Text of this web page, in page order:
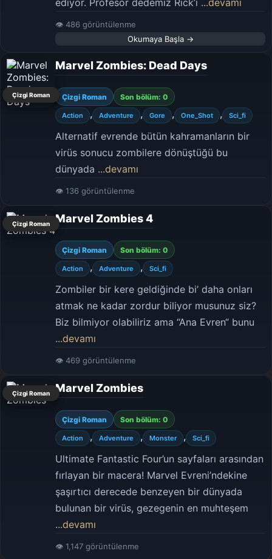
ediyor. Profesör dedemiz Rick’i ...devamı
👁 486 görüntülenme
Okumaya Başla →
Çizgi Roman
Marvel Zombies: Dead Days
Çizgi Roman Son bölüm: 0
Action , Adventure , Gore , One_Shot , Sci_fi
Alternatif evrende bütün kahramanların bir
virüs sonucu zombilere dönüştüğü bu
dünyada ...devamı
👁 136 görüntülenme
Çizgi Roman Marvel Zombies 4
Çizgi Roman Son bölüm: 0
Action , Adventure , Sci_fi
Zombiler bir kere geldiğinde bi’ daha onları
atmak ne kadar zordur biliyor musunuz siz?
Biz bilmiyor olabiliriz ama “Ana Evren“ bunu
...devamı
👁 469 görüntülenme
Çizgi Roman Marvel Zombies
Çizgi Roman Son bölüm: 0
Action , Adventure , Monster , Sci_fi
Ultimate Fantastic Four’un sayfaları arasından
fırlayan bir macera! Marvel Evreni’ndekine
şaşırtıcı derecede benzeyen bir dünyada
bulunan bir virüs, gezegenin en muhteşem
...devamı
👁 1,147 görüntülenme